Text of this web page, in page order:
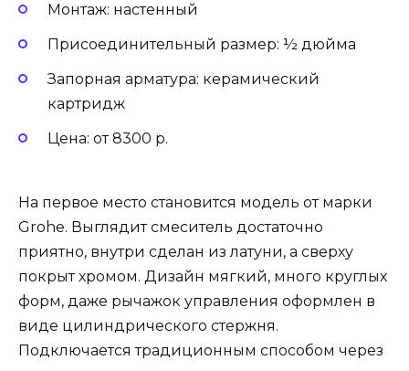
Монтаж: настенный
Присоединительный размер: ½ дюйма
Запорная арматура: керамический
картридж
Цена: от 8300 р.
На первое место становится модель от марки
Grohe. Выглядит смеситель достаточно
приятно, внутри сделан из латуни, а сверху
покрыт хромом. Дизайн мягкий, много круглых
форм, даже рычажок управления оформлен в
виде цилиндрического стержня.
Подключается традиционным способом через